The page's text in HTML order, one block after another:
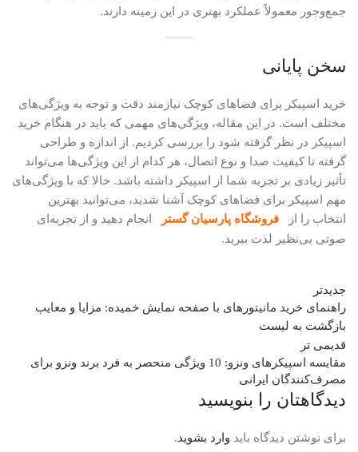
جمع‌وجور معمولاً عملکرد بهتری در این زمینه دارند.
سخن پایانی
خرید اسپیکر برای فضاهای کوچک نیازمند دقت و توجه به ویژگی‌های
مختلف است. در این مقاله، ویژگی‌های مهمی که باید در هنگام خرید
اسپیکر در نظر گرفته شود را بررسی کردیم. از اندازه و طراحی
گرفته تا کیفیت صدا و نوع اتصال، هر کدام از این ویژگی‌ها می‌تواند
تأثیر زیادی بر تجربه شما از اسپیکر داشته باشد. حالا که با ویژگی‌های
مهم اسپیکر برای فضاهای کوچک آشنا شدید، می‌توانید بهترین
انتخاب را از
فروشگاه پارسیان گستر
انجام دهید و از تجربه‌ای
صوتی بی‌نظیر لذت ببرید.
جدیدتر
راهنمای خرید مانیتورهای با صفحه نمایش خمیده: مزایا و معایب
بازگشت به لیست
قدیمی تر
مقایسه اسپیکرهای ونزو: 10 ویژگی‌ منحصر به فرد برند ونزو برای
مصرف‌کنندگان ایرانی
دیدگاهتان را بنویسید
برای نوشتن دیدگاه باید وارد بشوید.